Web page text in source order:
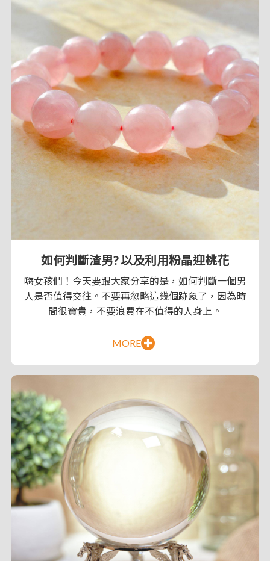
如何判斷渣男? 以及利用粉晶迎桃花
嗨女孩們！今天要跟大家分享的是，如何判斷一個男
人是否值得交往。不要再忽略這幾個跡象了，因為時
間很寶貴，不要浪費在不值得的人身上。